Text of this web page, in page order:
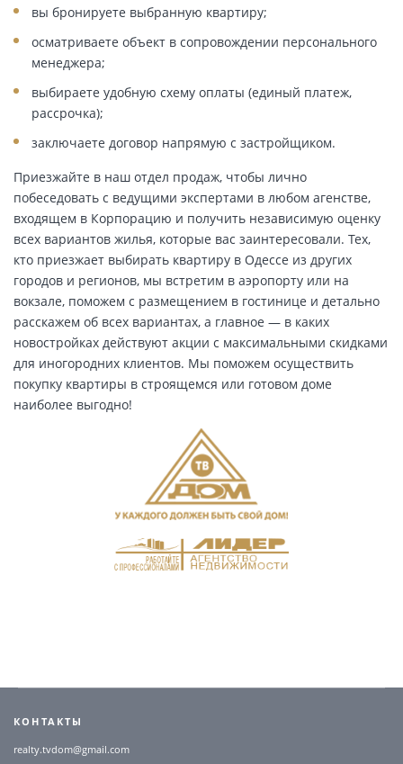
вы бронируете выбранную квартиру;
осматриваете объект в сопровождении персонального
менеджера;
выбираете удобную схему оплаты (единый платеж,
рассрочка);
заключаете договор напрямую с застройщиком.
Приезжайте в наш отдел продаж, чтобы лично
побеседовать с ведущими экспертами в любом агенстве,
входящем в Корпорацию и получить независимую оценку
всех вариантов жилья, которые вас заинтересовали. Тех,
кто приезжает выбирать квартиру в Одессе из других
городов и регионов, мы встретим в аэропорту или на
вокзале, поможем с размещением в гостинице и детально
расскажем об всех вариантах, а главное — в каких
новостройках действуют акции с максимальными скидками
для иногородних клиентов. Мы поможем осуществить
покупку квартиры в строящемся или готовом доме
наиболее выгодно!
КОНТАКТЫ
realty.tvdom@gmail.com